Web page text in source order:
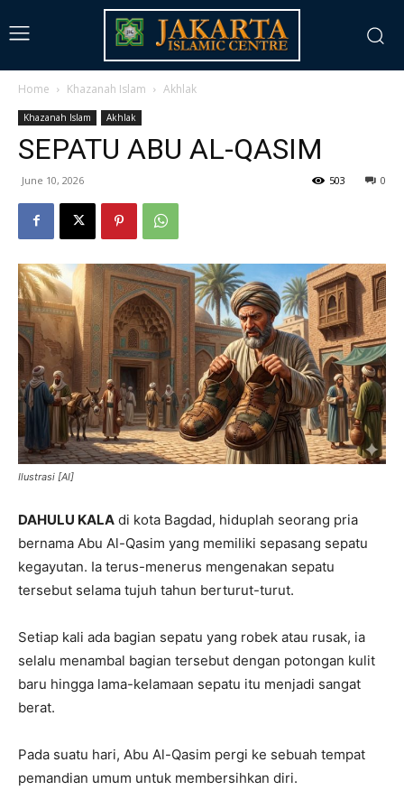
Home Khazanah Islam Akhlak
Khazanah Islam Akhlak
SEPATU ABU AL-QASIM
June 10, 2026 0
503
Ilustrasi [AI]
DAHULU KALA di kota Bagdad, hiduplah seorang pria
bernama Abu Al-Qasim yang memiliki sepasang sepatu
kegayutan. Ia terus-menerus mengenakan sepatu
tersebut selama tujuh tahun berturut-turut.
Setiap kali ada bagian sepatu yang robek atau rusak, ia
selalu menambal bagian tersebut dengan potongan kulit
baru hingga lama-kelamaan sepatu itu menjadi sangat
berat.
Pada suatu hari, Abu Al-Qasim pergi ke sebuah tempat
pemandian umum untuk membersihkan diri.